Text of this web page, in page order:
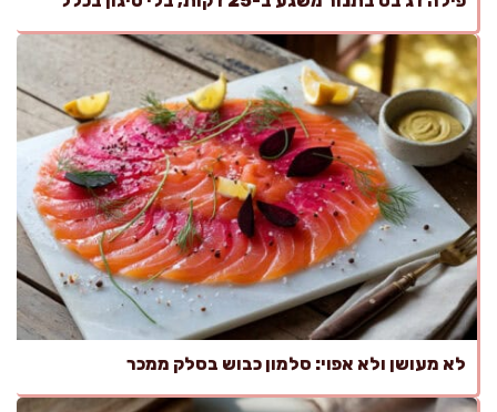
לא מעושן ולא אפוי: סלמון כבוש בסלק ממכר